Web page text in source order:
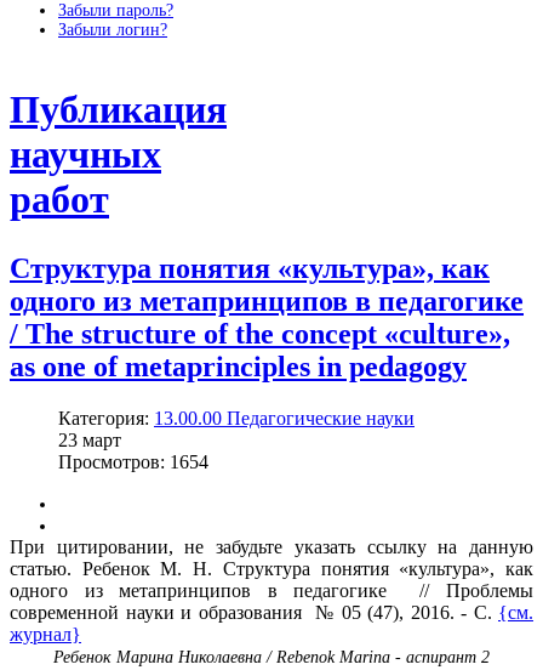
Забыли пароль?
Забыли логин?
Публикация
научных
работ
Структура понятия «культура», как
одного из метапринципов в педагогике
/ The structure of the concept «culture»,
as one of metaprinciples in pedagogy
Категория: 13.00.00 Педагогические науки
23 март
Просмотров: 1654
При цитировании, не забудьте указать ссылку на данную
статью. Ребенок М. Н. Структура понятия «культура», как
одного из метапринципов в педагогике // Проблемы
современной науки и образования № 05 (47), 2016. - С. {см.
журнал}
Ребенок Марина Николаевна / Rebenok Marina - аспирант 2